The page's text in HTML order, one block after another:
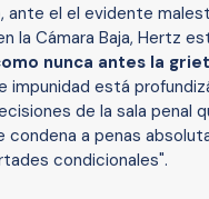
ante el el evidente
la Cámara Baja, Hertz
nunca antes la
impunidad está
de la sala penal
condena a penas
condicionales".